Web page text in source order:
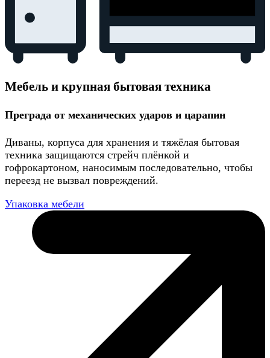
Мебель и крупная бытовая техника
Преграда от механических ударов и царапин
Диваны, корпуса для хранения и тяжёлая бытовая
техника защищаются стрейч плёнкой и
гофрокартоном, наносимым последовательно, чтобы
переезд не вызвал повреждений.
Упаковка мебели